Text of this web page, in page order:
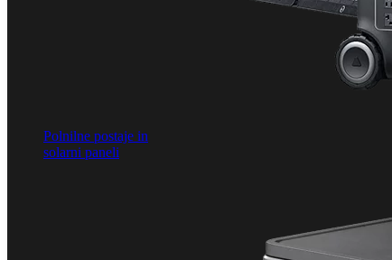
Polnilne postaje in
solarni paneli